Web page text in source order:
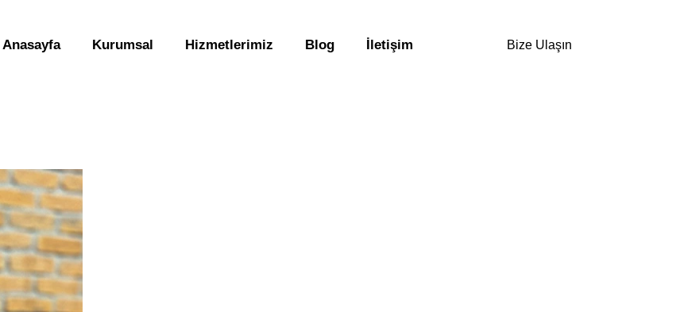
Anasayfa Kurumsal Hizmetlerimiz Blog İletişim Bize Ulaşın